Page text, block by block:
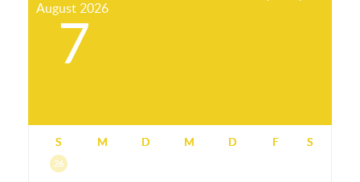
August 2026
7
S M D M D F S
26